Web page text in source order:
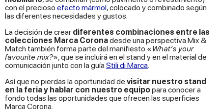
con el precioso efecto mármol, colocado y combinado según
las diferentes necesidades y gustos.
La decisión de crear diferentes combinaciones entre las
colecciones Marca Coronadesde una perspectiva Mix &
Match también forma parte del manifiesto «What’s your
favourite mix?», que se incluirá en el stand y en el material de
comunicación junto con la guía Stili di Marca.
Así que no pierdas la oportunidad de visitar nuestro stand
en la feria y hablar con nuestro equipopara conocer a
fondo todas las oportunidades que ofrecen las superficies
Marca Corona.